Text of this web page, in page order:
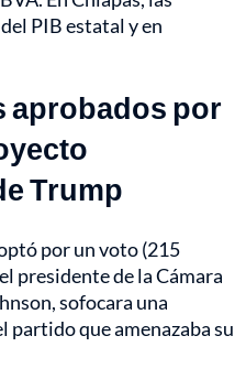
PIB estatal y en
aprobados por
Trump
por un voto (215
presidente de la Cámara
sofocara una
partido que amenazaba su